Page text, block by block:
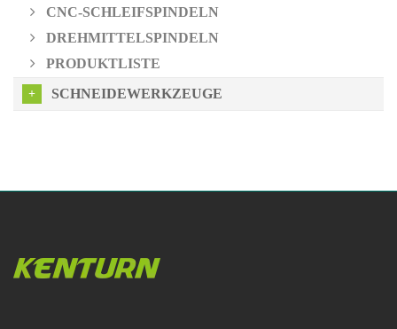
CNC-SCHLEIFSPINDELN
DREHMITTELSPINDELN
PRODUKTLISTE
SCHNEIDEWERKZEUGE